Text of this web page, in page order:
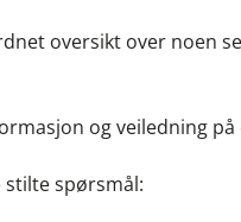
oversikt over noen
og veiledning
spørsmål: